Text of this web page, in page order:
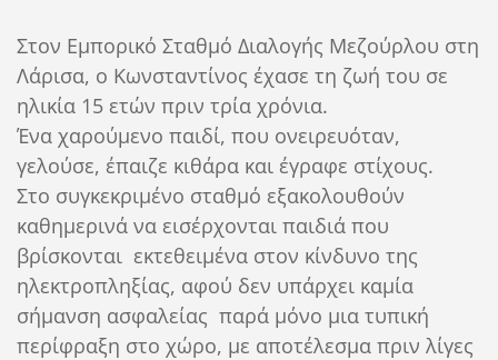
Στον Εμπορικό Σταθμό Διαλογής Μεζούρλου στη
Λάρισα, ο Κωνσταντίνος έχασε τη ζωή του σε
ηλικία 15 ετών πριν τρία χρόνια.
Ένα χαρούμενο παιδί, που ονειρευόταν,
γελούσε, έπαιζε κιθάρα και έγραφε στίχους.
Στο συγκεκριμένο σταθμό εξακολουθούν
καθημερινά να εισέρχονται παιδιά που
βρίσκονται εκτεθειμένα στον κίνδυνο της
ηλεκτροπληξίας, αφού δεν υπάρχει καμία
σήμανση ασφαλείας παρά μόνο μια τυπική
περίφραξη στο χώρο, με αποτέλεσμα πριν λίγες